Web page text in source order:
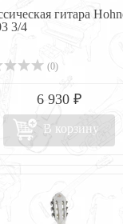
гитара
3/4
(0)
6 930 ₽
В корзину